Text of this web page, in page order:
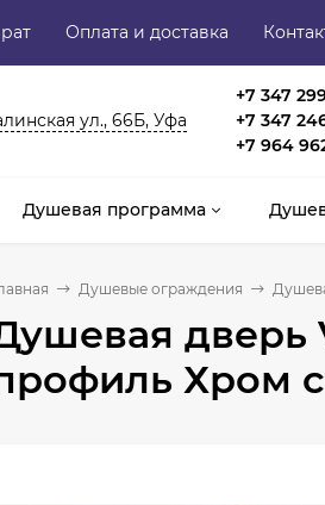
Оплата и доставка
ул., 66Б, Уфа
+7 347
+7 347
+7 964
Душевая программа
Душевые ограждения
дверь
Хром